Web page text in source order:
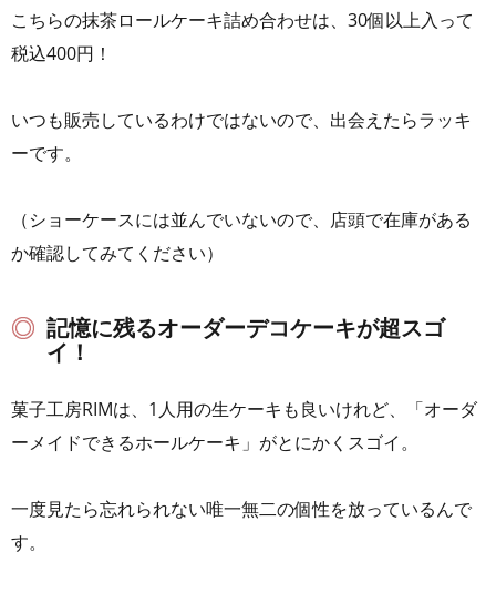
こちらの抹茶ロールケーキ詰め合わせは、30個以上入って
税込400円！
いつも販売しているわけではないので、出会えたらラッキ
ーです。
（ショーケースには並んでいないので、店頭で在庫がある
か確認してみてください）
記憶に残るオーダーデコケーキが超スゴ
イ！
菓子工房RIMは、1人用の生ケーキも良いけれど、「オーダ
ーメイドできるホールケーキ」がとにかくスゴイ。
一度見たら忘れられない唯一無二の個性を放っているんで
す。